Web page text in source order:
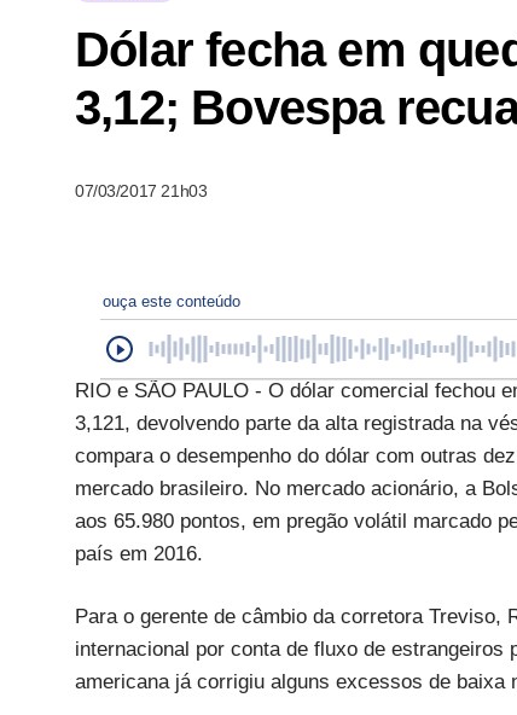
Dólar fecha em
3,12; Bovespa
07/03/2017 21h03
ouça este conteúdo
RIO e SÃO PAULO - O dólar comercial fechou
3,121, devolvendo parte da alta registrada na
compara o desempenho do dólar com outras
mercado brasileiro. No mercado acionário, a
aos 65.980 pontos, em pregão volátil marcado
país em 2016.
Para o gerente de câmbio da corretora Treviso,
internacional por conta de fluxo de
americana já corrigiu alguns excessos de baixa